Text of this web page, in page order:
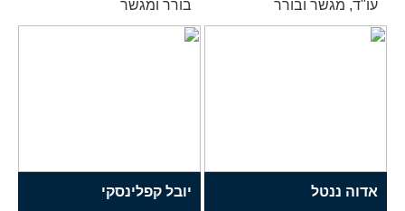
עו"ד, מגשר ובורר בורר ומגשר
אדוה ננטל יובל קפלינסקי